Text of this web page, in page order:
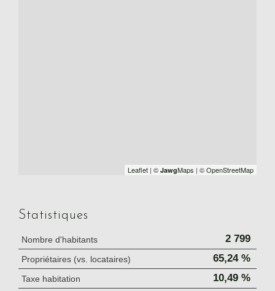
Leaflet | © JawgMaps | © OpenStreetMap
Statistiques
Nombre d'habitants 2 799
Propriétaires (vs. locataires) 65,24 %
Taxe habitation 10,49 %